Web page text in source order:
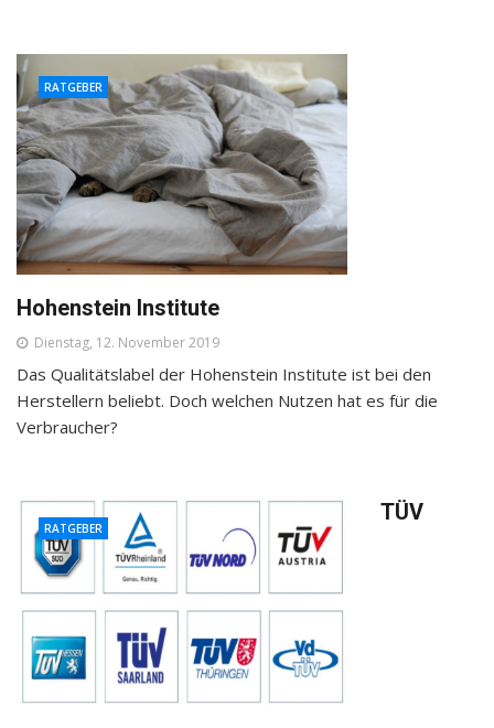
Hohenstein Institute
RATGEBER
Dienstag, 12. November 2019
Das Qualitätslabel der Hohenstein Institute ist bei den
Herstellern beliebt. Doch welchen Nutzen hat es für die
Verbraucher?
TÜV
RATGEBER